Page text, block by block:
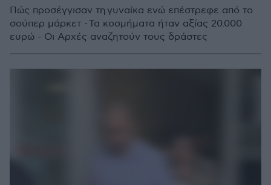
Πώς προσέγγισαν τη γυναίκα ενώ επέστρεφε από το
σούπερ μάρκετ - Τα κοσμήματα ήταν αξίας 20.000
ευρώ - Οι Αρχές αναζητούν τους δράστες